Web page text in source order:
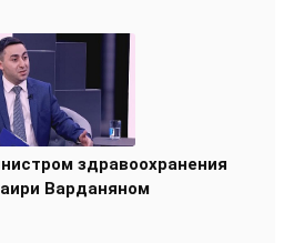
здравоохранения
Варданяном